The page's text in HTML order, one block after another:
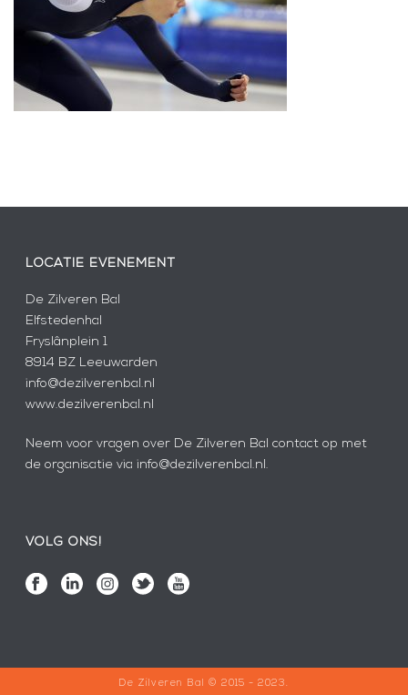
LOCATIE EVENEMENT
De Zilveren Bal
Elfstedenhal
Fryslânplein 1
8914 BZ Leeuwarden
info@dezilverenbal.nl
www.dezilverenbal.nl
Neem voor vragen over De Zilveren Bal contact op met
de organisatie via info@dezilverenbal.nl.
VOLG ONS!
De Zilveren Bal © 2015 - 2023.